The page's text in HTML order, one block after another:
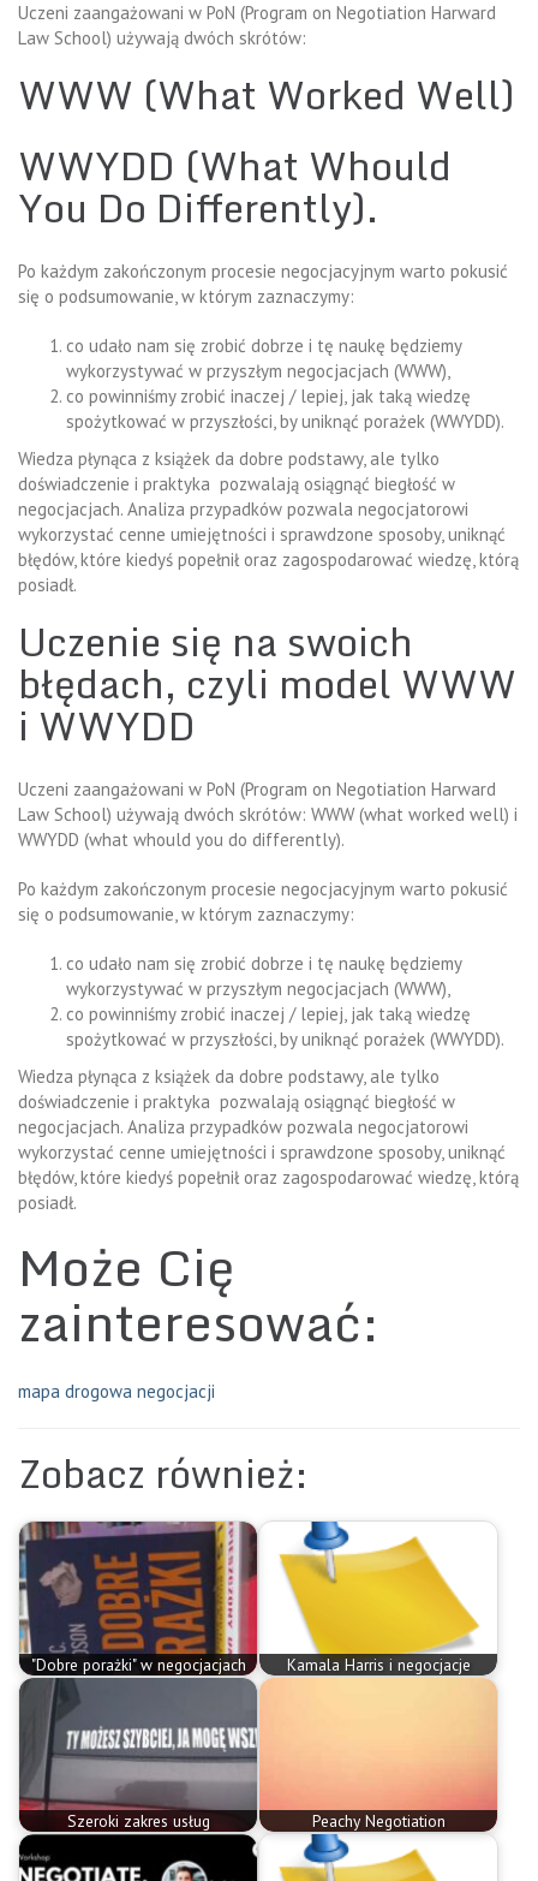
Uczeni zaangażowani w PoN (Program on Negotiation Harward
Law School) używają dwóch skrótów:
WWW (What Worked Well)
WWYDD (What Whould
You Do Differently).
Po każdym zakończonym procesie negocjacyjnym warto pokusić
się o podsumowanie, w którym zaznaczymy:
co udało nam się zrobić dobrze i tę naukę będziemy
wykorzystywać w przyszłym negocjacjach (WWW),
co powinniśmy zrobić inaczej / lepiej, jak taką wiedzę
spożytkować w przyszłości, by uniknąć porażek (WWYDD).
Wiedza płynąca z książek da dobre podstawy, ale tylko
doświadczenie i praktyka pozwalają osiągnąć biegłość w
negocjacjach. Analiza przypadków pozwala negocjatorowi
wykorzystać cenne umiejętności i sprawdzone sposoby, uniknąć
błędów, które kiedyś popełnił oraz zagospodarować wiedzę, którą
posiadł.
Uczenie się na swoich
błędach, czyli model WWW
i WWYDD
Uczeni zaangażowani w PoN (Program on Negotiation Harward
Law School) używają dwóch skrótów: WWW (what worked well) i
WWYDD (what whould you do differently).
Po każdym zakończonym procesie negocjacyjnym warto pokusić
się o podsumowanie, w którym zaznaczymy:
co udało nam się zrobić dobrze i tę naukę będziemy
wykorzystywać w przyszłym negocjacjach (WWW),
co powinniśmy zrobić inaczej / lepiej, jak taką wiedzę
spożytkować w przyszłości, by uniknąć porażek (WWYDD).
Wiedza płynąca z książek da dobre podstawy, ale tylko
doświadczenie i praktyka pozwalają osiągnąć biegłość w
negocjacjach. Analiza przypadków pozwala negocjatorowi
wykorzystać cenne umiejętności i sprawdzone sposoby, uniknąć
błędów, które kiedyś popełnił oraz zagospodarować wiedzę, którą
posiadł.
Może Cię
zainteresować:
mapa drogowa negocjacji
Zobacz również:
"Dobre porażki" w negocjacjach Kamala Harris i negocjacje
Szeroki zakres usług Peachy Negotiation